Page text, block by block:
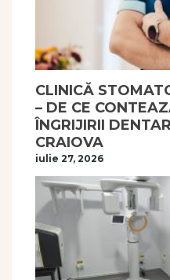
CLINICĂ
– DE CE
ÎNGRIJIRII
CRAIOVA
iulie 27, 2026